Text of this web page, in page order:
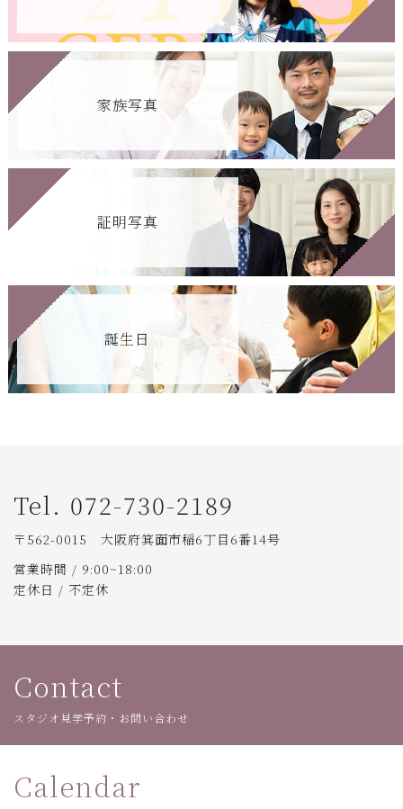
家族写真
証明写真
誕生日
Tel. 072-730-2189
〒562-0015 大阪府箕面市稲6丁目6番14号
営業時間 / 9:00~18:00
定休日 / 不定休
Contact
スタジオ見学予約・お問い合わせ
Calendar